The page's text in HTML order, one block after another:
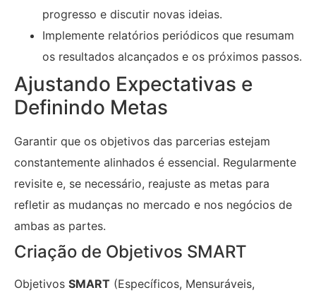
progresso e discutir novas ideias.
Implemente relatórios periódicos que resumam
os resultados alcançados e os próximos passos.
Ajustando Expectativas e
Definindo Metas
Garantir que os objetivos das parcerias estejam
constantemente alinhados é essencial. Regularmente
revisite e, se necessário, reajuste as metas para
refletir as mudanças no mercado e nos negócios de
ambas as partes.
Criação de Objetivos SMART
Objetivos SMART (Específicos, Mensuráveis,